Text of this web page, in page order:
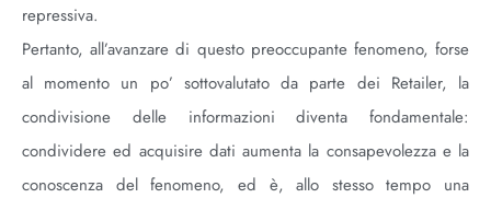
repressiva.
Pertanto, all’avanzare di questo preoccupante fenomeno, forse
al momento un po’ sottovalutato da parte dei Retailer, la
condivisione delle informazioni diventa fondamentale:
condividere ed acquisire dati aumenta la consapevolezza e la
conoscenza del fenomeno, ed è, allo stesso tempo una